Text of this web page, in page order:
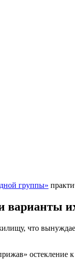
группы»
что